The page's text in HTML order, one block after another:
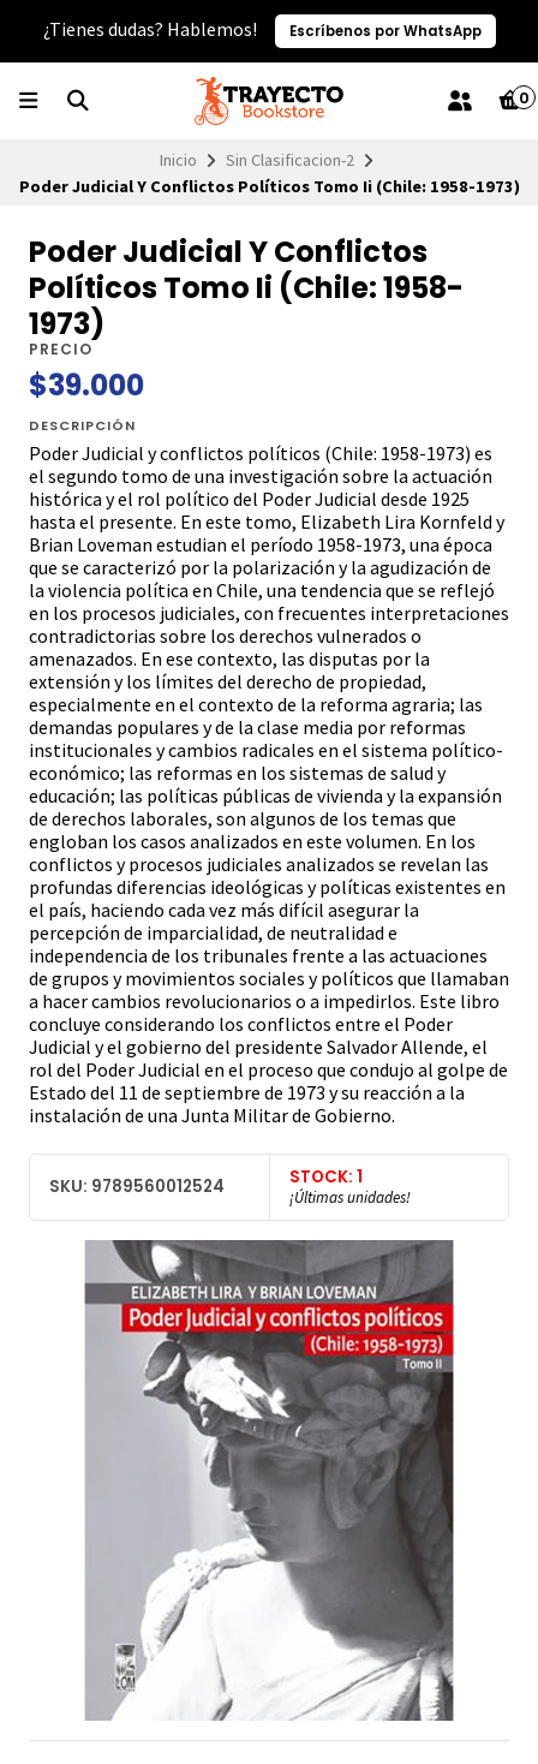
¿Tienes dudas? Hablemos! Escríbenos por WhatsApp
0
Inicio
Sin Clasificacion-2
Poder Judicial Y Conflictos Políticos Tomo Ii (Chile: 1958-1973)
Poder Judicial Y Conflictos
Políticos Tomo Ii (Chile: 1958-
1973)
PRECIO
$39.000
DESCRIPCIÓN
Poder Judicial y conflictos políticos (Chile: 1958-1973) es
el segundo tomo de una investigación sobre la actuación
histórica y el rol político del Poder Judicial desde 1925
hasta el presente. En este tomo, Elizabeth Lira Kornfeld y
Brian Loveman estudian el período 1958-1973, una época
que se caracterizó por la polarización y la agudización de
la violencia política en Chile, una tendencia que se reflejó
en los procesos judiciales, con frecuentes interpretaciones
contradictorias sobre los derechos vulnerados o
amenazados. En ese contexto, las disputas por la
extensión y los límites del derecho de propiedad,
especialmente en el contexto de la reforma agraria; las
demandas populares y de la clase media por reformas
institucionales y cambios radicales en el sistema político-
económico; las reformas en los sistemas de salud y
educación; las políticas públicas de vivienda y la expansión
de derechos laborales, son algunos de los temas que
engloban los casos analizados en este volumen. En los
conflictos y procesos judiciales analizados se revelan las
profundas diferencias ideológicas y políticas existentes en
el país, haciendo cada vez más difícil asegurar la
percepción de imparcialidad, de neutralidad e
independencia de los tribunales frente a las actuaciones
de grupos y movimientos sociales y políticos que llamaban
a hacer cambios revolucionarios o a impedirlos. Este libro
concluye considerando los conflictos entre el Poder
Judicial y el gobierno del presidente Salvador Allende, el
rol del Poder Judicial en el proceso que condujo al golpe de
Estado del 11 de septiembre de 1973 y su reacción a la
instalación de una Junta Militar de Gobierno.
SKU: 9789560012524 STOCK: 1
¡Últimas unidades!